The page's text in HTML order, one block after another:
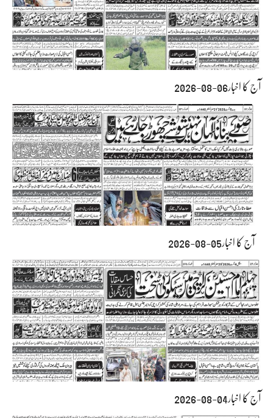
آج کا اخبار06-08-2026
آج کا اخبار05-08-2026
آج کا اخبار04-08-2026